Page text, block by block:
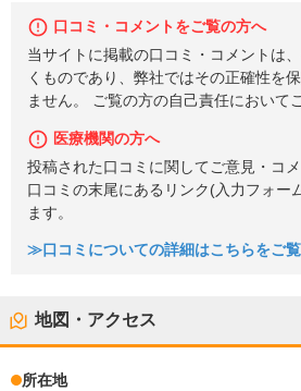
口コミ・コメントをご覧の方へ
当サイトに掲載の口コミ・コメントは
くものであり、弊社ではその正確性を
ません。 ご覧の方の自己責任において
医療機関の方へ
投稿された口コミに関してご意見・コ
口コミの末尾にあるリンク(入力フォー
ます。
≫口コミについての詳細はこちらをご覧
地図・アクセス
所在地